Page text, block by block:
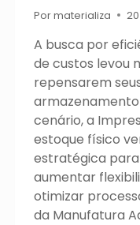
Pormaterializa
A busca por
de custos levou
repensarem
cenário, a
estoque físico
estratégica para
aumentar
otimizar
da Manufatura